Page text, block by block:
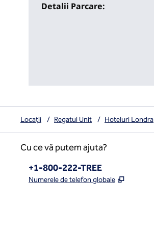
Detalii Parcare:
Locații / Regatul Unit / Hoteluri Londra
Cu ce vă putem ajuta?
Telefon:
+1-800-222-TREE
Numerele de telefon globale ,